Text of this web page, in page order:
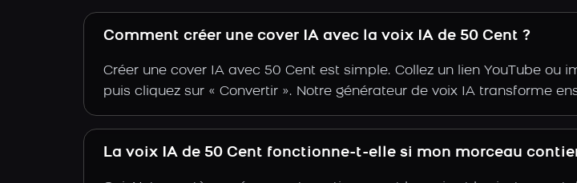
Comment créer une cover IA avec la voix IA de 50 Cent ?
Créer une cover IA avec 50 Cent est simple. Collez un lien YouTube ou
puis cliquez sur « Convertir ». Notre générateur de voix IA transforme
La voix IA de 50 Cent fonctionne-t-elle si mon morceau